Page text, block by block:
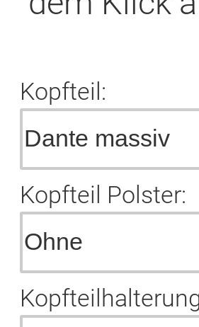
Kopfteil:
Kopfteil Polster: